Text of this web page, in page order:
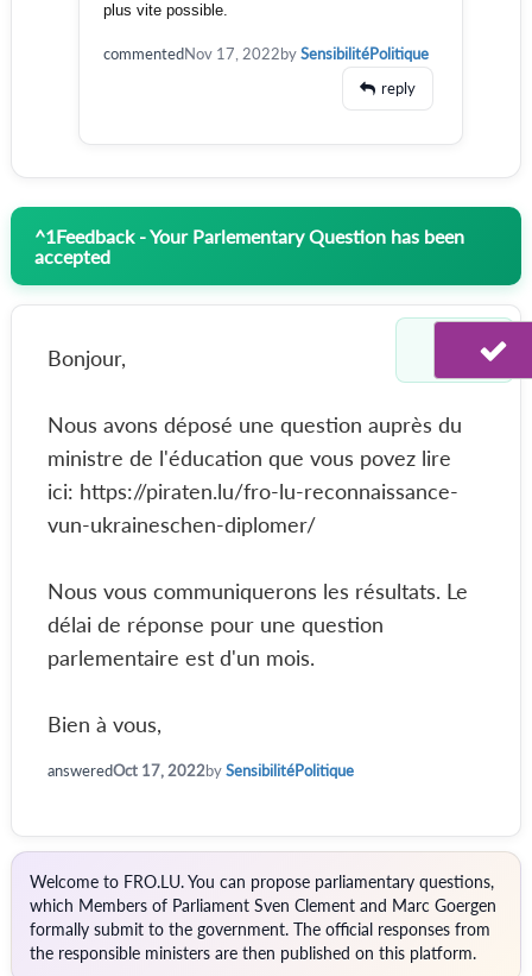
plus vite possible.
commentedNov 17, 2022bySensibilitéPolitique
reply
^1Feedback - Your Parlementary Question has been
accepted
Bonjour,
Nous avons déposé une question auprès du
ministre de l'éducation que vous povez lire
ici: https://piraten.lu/fro-lu-reconnaissance-
vun-ukraineschen-diplomer/
Nous vous communiquerons les résultats. Le
délai de réponse pour une question
parlementaire est d'un mois.
Bien à vous,
answeredOct 17, 2022bySensibilitéPolitique
Welcome to FRO.LU. You can propose parliamentary questions,
which Members of Parliament Sven Clement and Marc Goergen
formally submit to the government. The official responses from
the responsible ministers are then published on this platform.